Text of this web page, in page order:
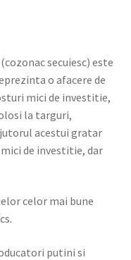
secuiesc) este
o afacere de
mici de investitie,
la targuri,
acestui gratar
de investitie, dar
celor mai bune
putini si